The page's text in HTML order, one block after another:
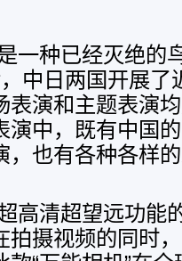
一种已经灭绝的
中日两国开展了
表演和主题表演
演中，既有中国
，也有各种各样
高清超望远功能
拍摄视频的同时